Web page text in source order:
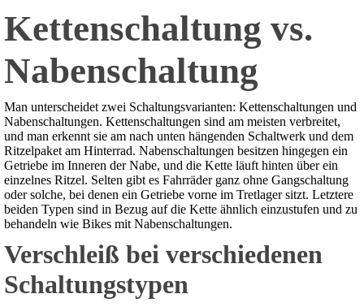
Kettenschaltung vs.
Nabenschaltung
Man unterscheidet zwei Schaltungsvarianten: Kettenschaltungen und
Nabenschaltungen. Kettenschaltungen sind am meisten verbreitet,
und man erkennt sie am nach unten hängenden Schaltwerk und dem
Ritzelpaket am Hinterrad. Nabenschaltungen besitzen hingegen ein
Getriebe im Inneren der Nabe, und die Kette läuft hinten über ein
einzelnes Ritzel. Selten gibt es Fahrräder ganz ohne Gangschaltung
oder solche, bei denen ein Getriebe vorne im Tretlager sitzt. Letztere
beiden Typen sind in Bezug auf die Kette ähnlich einzustufen und zu
behandeln wie Bikes mit Nabenschaltungen.
Verschleiß bei verschiedenen
Schaltungstypen